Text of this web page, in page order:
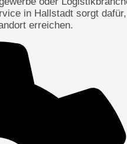
in Hallstadt sorgt dafür,
erreichen.